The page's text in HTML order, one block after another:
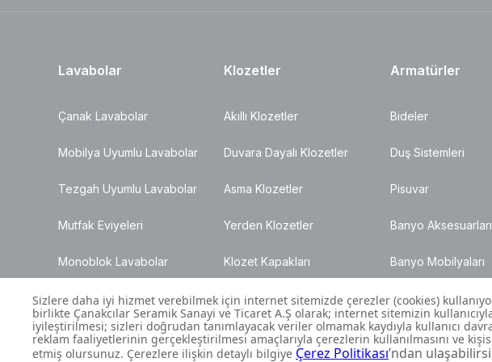
Lavabolar
Çanak Lavabolar
Mobilya Uyumlu Lavabolar
Tezgah Uyumlu Lavabolar
Mutfak Eviyeleri
Monoblok Lavabolar
Klozetler
Akıllı Klozetler
Duvara Dayalı Klozetler
Asma Klozetler
Yerden Klozetler
Klozet Kapakları
Armatürler
Bideler
Duş Sistemleri
Pisuvar
Banyo Aksesuarları
Banyo Mobilyaları